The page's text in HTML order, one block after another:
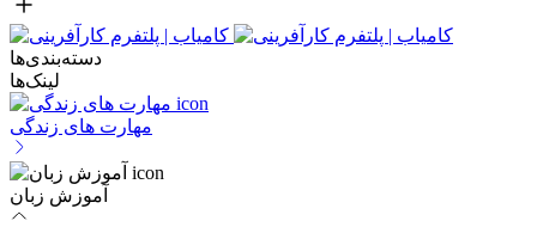
دسته‌بندی‌ها
لینک‌ها
مهارت های زندگی
آموزش زبان